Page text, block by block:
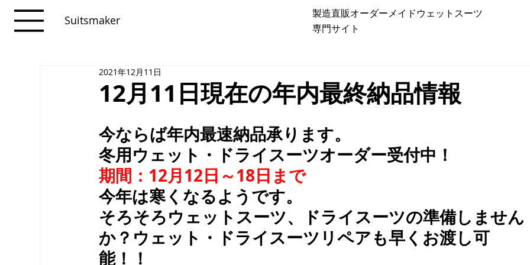
Suitsmaker
製造直販オーダーメイドウェットスーツ
専門サイト
12月11日現在の年内最終納品情報
2021年12月11日
今ならば年内最速納品承ります。
冬用ウェット・ドライスーツオーダー受付中！
期間：12月12日～18日まで
今年は寒くなるようです。
そろそろウェットスーツ、ドライスーツの準備しません
か？ウェット・ドライスーツリペアも早くお渡し可
能！！